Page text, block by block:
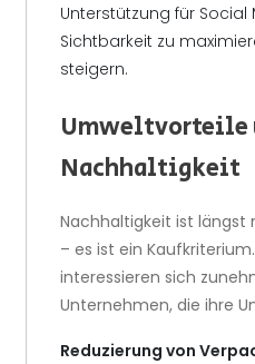
Unterstützung für Social
Sichtbarkeit zu
steigern.
Umweltvorteile
Nachhaltigkeit
Nachhaltigkeit ist längst
– es ist ein
interessieren sich
Unternehmen, die ihre
Reduzierung von